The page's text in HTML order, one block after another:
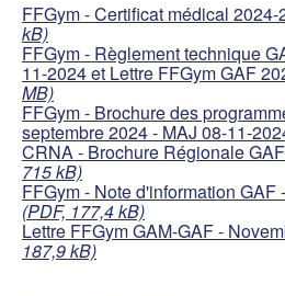
FFGym - Certificat médical
kB)
FFGym - Règlement technique
11-2024 et Lettre FFGym GAF
MB)
FFGym - Brochure des
septembre 2024 - MAJ 08-11-
CRNA - Brochure Régionale
715 kB)
FFGym - Note d'information GAF
(PDF, 177,4 kB)
Lettre FFGym GAM-GAF -
187,9 kB)